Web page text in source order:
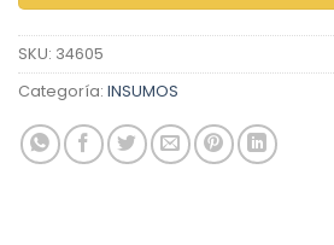
SKU: 34605
Categoría: INSUMOS